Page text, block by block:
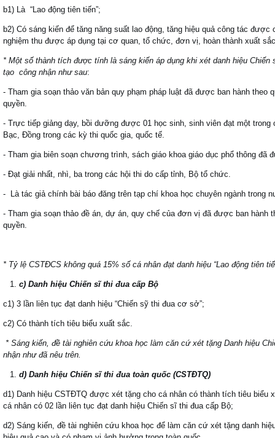
b1) Là “Lao động tiên tiến”;
b2) Có sáng kiến để tăng năng suất lao động, tăng hiệu quả công tác
nghiệm thu được áp dụng tại cơ quan, tổ chức, đơn vị, hoàn thành xuất
* Một số thành tích được tính là sáng kiến áp dụng khi xét danh hiệu
tạo công nhận như sau:
- Tham gia soạn thảo văn bản quy phạm pháp luật đã được ban hành theo
quyền.
- Trực tiếp giảng dạy, bồi dưỡng được 01 học sinh, sinh viên đạt một
Bạc, Đồng trong các kỳ thi quốc gia, quốc tế.
- Tham gia biên soạn chương trình, sách giáo khoa giáo dục phổ thông đã
- Đạt giải nhất, nhì, ba trong các hội thi do cấp tỉnh, Bộ tổ chức.
- Là tác giả chính bài báo đăng trên tạp chí khoa học chuyên ngành trong
- Tham gia soạn thảo đề án, dự án, quy chế của đơn vị đã được ban hành
quyền.
* Tỷ lệ CSTĐCS không quá 15% số cá nhân đạt danh hiệu “Lao động tiên
c) Danh hiệu Chiến sĩ thi đua cấp Bộ
c1) 3 lần liên tục đạt danh hiệu “Chiến sỹ thi đua cơ sở”;
c2) Có thành tích tiêu biểu xuất sắc.
* Sáng kiến, đề tài nghiên cứu khoa học làm căn cứ xét tặng Danh hiệu
nhận như đã nêu trên.
d) Danh hiệu Chiến sĩ thi đua toàn quốc (CSTĐTQ)
d1) Danh hiệu CSTĐTQ được xét tặng cho cá nhân có thành tích tiêu
cá nhân có 02 lần liên tục đạt danh hiệu Chiến sĩ thi đua cấp Bộ;
d2) Sáng kiến, đề tài nghiên cứu khoa học để làm căn cứ xét tặng danh